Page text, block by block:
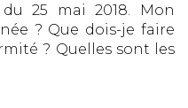
25 mai 2018. Mon
? Que dois-je faire
? Quelles sont les